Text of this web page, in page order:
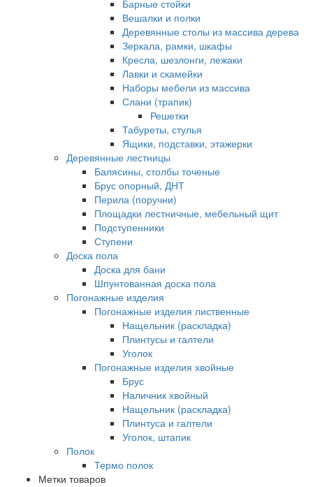
Барные стойки
Вешалки и полки
Деревянные столы из массива дерева
Зеркала, рамки, шкафы
Кресла, шезлонги, лежаки
Лавки и скамейки
Наборы мебели из массива
Слани (трапик)
Решетки
Табуреты, стулья
Ящики, подставки, этажерки
Деревянные лестницы
Балясины, столбы точеные
Брус опорный, ДНТ
Перила (поручни)
Площадки лестничные, мебельный щит
Подступенники
Ступени
Доска пола
Доска для бани
Шпунтованная доска пола
Погонажные изделия
Погонажные изделия лиственные
Нащельник (раскладка)
Плинтусы и галтели
Уголок
Погонажные изделия хвойные
Брус
Наличник хвойный
Нащельник (раскладка)
Плинтуса и галтели
Уголок, штапик
Полок
Термо полок
Метки товаров